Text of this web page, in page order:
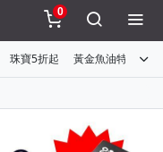
0
珠寶5折起 黃金魚油特惠組